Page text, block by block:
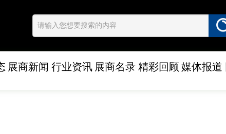
展商新闻 行业资讯 展商名录 精彩回顾 媒体报道